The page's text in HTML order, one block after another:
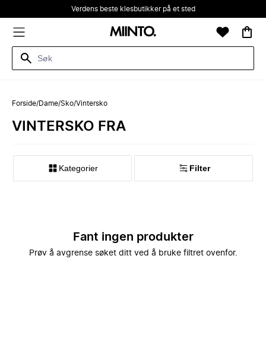
Verdens beste klesbutikker på et sted
Forside/Dame/Sko/Vintersko
VINTERSKO FRA
Kategorier Filter
Fant ingen produkter
Prøv å avgrense søket ditt ved å bruke filtret ovenfor.